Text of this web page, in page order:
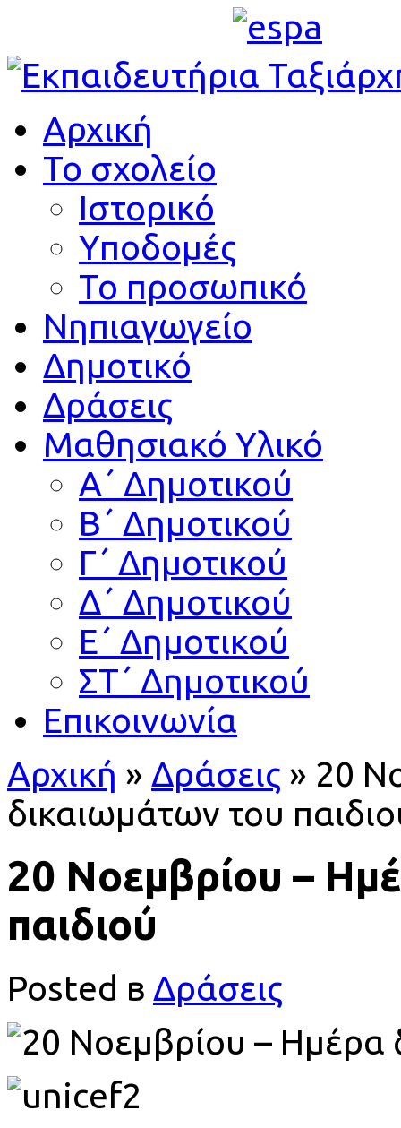
Αρχική
Το σχολείο
Ιστορικό
Υποδομές
Το προσωπικό
Νηπιαγωγείο
Δημοτικό
Δράσεις
Μαθησιακό Υλικό
Α΄ Δημοτικού
Β΄ Δημοτικού
Γ΄ Δημοτικού
Δ΄ Δημοτικού
Ε΄ Δημοτικού
ΣΤ΄ Δημοτικού
Επικοινωνία
Αρχική » Δράσεις » 20
δικαιωμάτων του
20 Νοεμβρίου –
παιδιού
Posted в Δράσεις